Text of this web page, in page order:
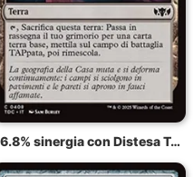
26.8% sinergia con Distesa Terramorfica